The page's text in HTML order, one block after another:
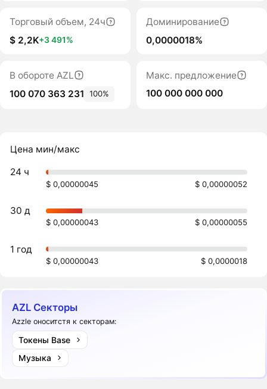
Торговый объем, 24ч
$ 2,2K+3 491%
Доминирование
0,0000018%
В обороте AZL
100 070 363 231
100%
Макс. предложение
100 000 000 000
Цена мин/макс
24 ч
$ 0,00000045 $ 0,00000052
30 д
$ 0,00000043 $ 0,00000055
1 год
$ 0,00000043 $ 0,0000018
AZL Секторы
Azzle оноситстя к секторам:
Токены Base
Музыка